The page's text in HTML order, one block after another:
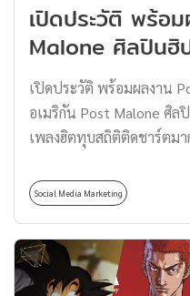
เปิดประวัติ พร้อ
Malone ศิลปินฮิ
เปิดประวัติ พร้อมผลงาน
อเมริกัน Post Malone ศิล
เพลงฮิตทุบสถิติติดชาร์ตม
อย่างง่ายดาย แต่เบื้องหลัง
Malone ก็ยังมีเรื่องราวอีก
มาก่อน เรามาดูเรื่องราวที่
นี้กันครับ เปิดประวัติ Post
มาโลน) มีชื่อจริงคือ
Social Media Marketing